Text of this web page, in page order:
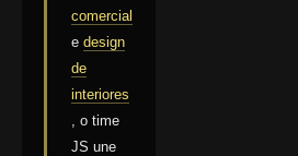
comercial
e design
de
interiores
, o time
JS une